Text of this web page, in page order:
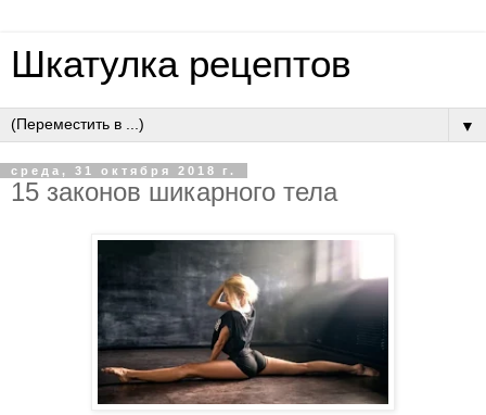
Шкатулка рецептов
▼
среда, 31 октября 2018 г.
15 законов шикарного тела